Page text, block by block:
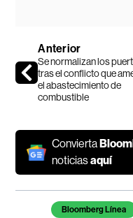
Anterior
Se normalizan los
tras el conflicto que
el abastecimiento de
combustible
Convierta
noticiasaquí
Temas de este
Bloomberg Línea